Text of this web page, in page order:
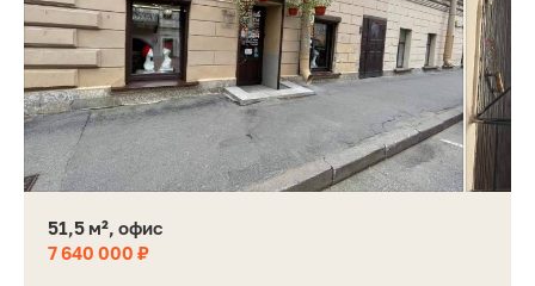
51,5 м², офис
7 640 000 ₽